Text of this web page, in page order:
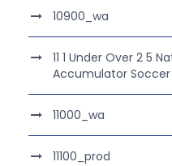
10900_wa
11 1 Under Over 2 5
Accumulator Soccer
11000_wa
11100_prod